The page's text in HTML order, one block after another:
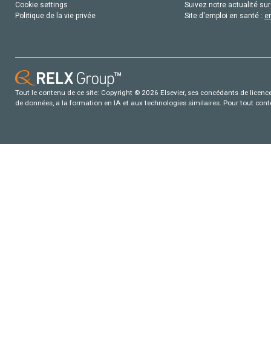
Cookie settings
Politique de la vie privée
Suivez notre actualité
Site d'emploi en santé :
Tout le contenu de ce site: Copyright © 2026 Elsevier, ses concédants de
de données, a la formation en IA et aux technologies similaires. Pour tout